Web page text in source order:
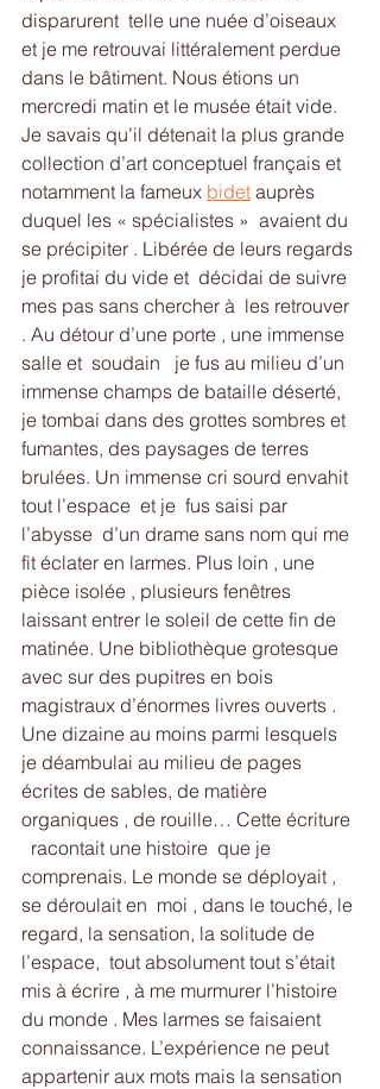
disparurent  telle une nuée d’oiseaux
et je me retrouvai littéralement perdue
dans le bâtiment. Nous étions un
mercredi matin et le musée était vide.
Je savais qu’il détenait la plus grande
collection d’art conceptuel français et
notamment la fameux bidet auprès
duquel les « spécialistes »  avaient du
se précipiter . Libérée de leurs regards
je profitai du vide et  décidai de suivre
mes pas sans chercher à  les retrouver
. Au détour d’une porte , une immense
salle et  soudain   je fus au milieu d’un
immense champs de bataille déserté,
je tombai dans des grottes sombres et
fumantes, des paysages de terres
brulées. Un immense cri sourd envahit
tout l’espace  et je  fus saisi par
l’abysse  d’un drame sans nom qui me
fit éclater en larmes. Plus loin , une
pièce isolée , plusieurs fenêtres
laissant entrer le soleil de cette fin de
matinée. Une bibliothèque grotesque
avec sur des pupitres en bois
magistraux d’énormes livres ouverts .
Une dizaine au moins parmi lesquels
je déambulai au milieu de pages
écrites de sables, de matière
organiques , de rouille… Cette écriture
  racontait une histoire  que je
comprenais. Le monde se déployait ,
se déroulait en  moi , dans le touché, le
regard, la sensation, la solitude de
l’espace,  tout absolument tout s’était
mis à écrire , à me murmurer l’histoire
du monde . Mes larmes se faisaient
connaissance. L’expérience ne peut
appartenir aux mots mais la sensation